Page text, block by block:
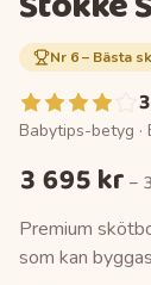
Nr 6– Bästa
Babytips-betyg ·
3 695 kr –
Premium
som kan